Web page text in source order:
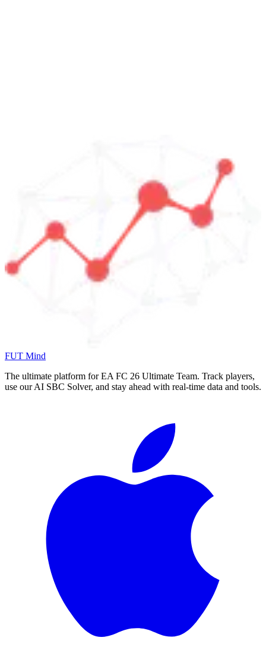
FUT Mind
The ultimate platform for EA FC 26 Ultimate Team. Track players,
use our AI SBC Solver, and stay ahead with real-time data and tools.